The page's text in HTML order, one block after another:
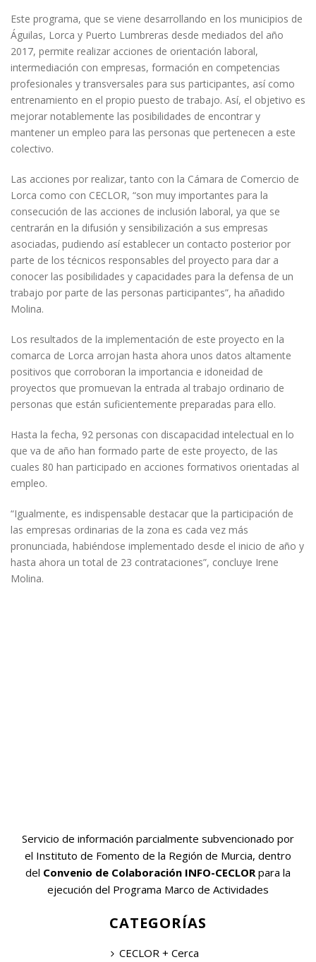
Este programa, que se viene desarrollando en los municipios de
Águilas, Lorca y Puerto Lumbreras desde mediados del año
2017, permite realizar acciones de orientación laboral,
intermediación con empresas, formación en competencias
profesionales y transversales para sus participantes, así como
entrenamiento en el propio puesto de trabajo. Así, el objetivo es
mejorar notablemente las posibilidades de encontrar y
mantener un empleo para las personas que pertenecen a este
colectivo.
Las acciones por realizar, tanto con la Cámara de Comercio de
Lorca como con CECLOR, “son muy importantes para la
consecución de las acciones de inclusión laboral, ya que se
centrarán en la difusión y sensibilización a sus empresas
asociadas, pudiendo así establecer un contacto posterior por
parte de los técnicos responsables del proyecto para dar a
conocer las posibilidades y capacidades para la defensa de un
trabajo por parte de las personas participantes”, ha añadido
Molina.
Los resultados de la implementación de este proyecto en la
comarca de Lorca arrojan hasta ahora unos datos altamente
positivos que corroboran la importancia e idoneidad de
proyectos que promuevan la entrada al trabajo ordinario de
personas que están suficientemente preparadas para ello.
Hasta la fecha, 92 personas con discapacidad intelectual en lo
que va de año han formado parte de este proyecto, de las
cuales 80 han participado en acciones formativos orientadas al
empleo.
“Igualmente, es indispensable destacar que la participación de
las empresas ordinarias de la zona es cada vez más
pronunciada, habiéndose implementado desde el inicio de año y
hasta ahora un total de 23 contrataciones”, concluye Irene
Molina.
Servicio de información parcialmente subvencionado por
el Instituto de Fomento de la Región de Murcia, dentro
del Convenio de Colaboración INFO-CECLOR para la
ejecución del Programa Marco de Actividades
CATEGORÍAS
CECLOR + Cerca